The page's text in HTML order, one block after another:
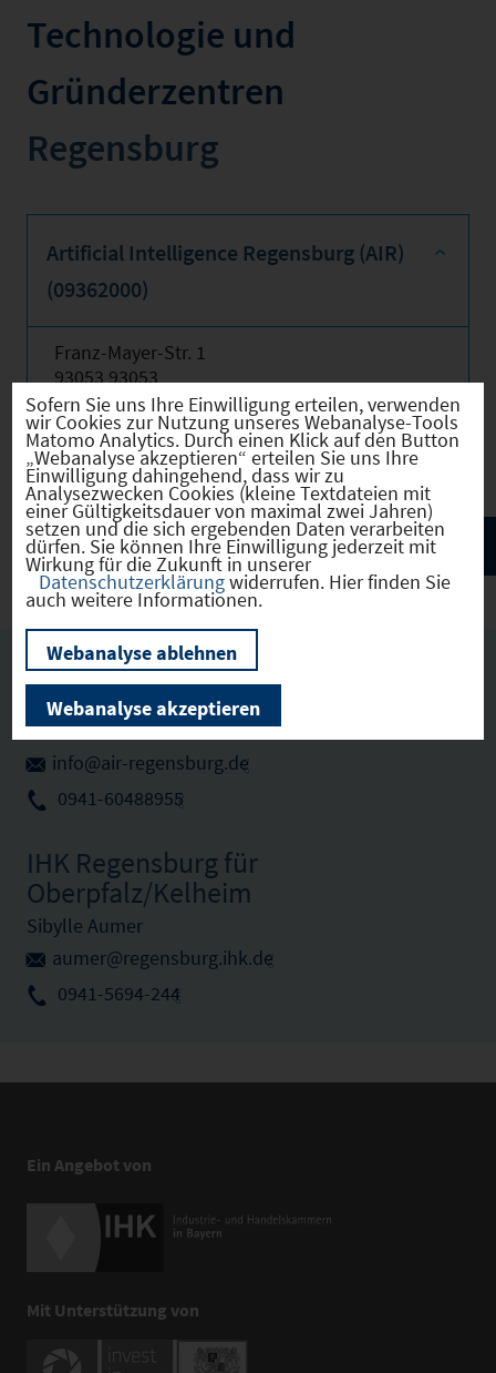
Technologie und
Gründerzentren
Regensburg
Artificial Intelligence Regensburg (AIR)
(09362000)
Franz-Mayer-Str. 1
93053 93053
Internet:https://www.air-regensburg.de/
Telefon: 0941-60488955
E-Mail:info@air-regensburg.de
Ansprechpartner vor Ort
Uwe Pfeil
info@air-regensburg.de
0941-60488955
IHK Regensburg für
Oberpfalz/Kelheim
Sibylle Aumer
aumer@regensburg.ihk.de
0941-5694-244
Ein Angebot von
Mit Unterstützung von
Sofern Sie uns Ihre Einwilligung erteilen, verwenden
wir Cookies zur Nutzung unseres Webanalyse-Tools
Matomo Analytics. Durch einen Klick auf den Button
„Webanalyse akzeptieren“ erteilen Sie uns Ihre
Einwilligung dahingehend, dass wir zu
Analysezwecken Cookies (kleine Textdateien mit
einer Gültigkeitsdauer von maximal zwei Jahren)
setzen und die sich ergebenden Daten verarbeiten
dürfen. Sie können Ihre Einwilligung jederzeit mit
Wirkung für die Zukunft in unserer
Datenschutzerklärungwiderrufen. Hier finden Sie
auch weitere Informationen.
Webanalyse ablehnen
Webanalyse akzeptieren